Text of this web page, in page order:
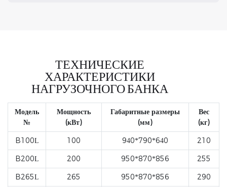
ТЕХНИЧЕСКИЕ
ХАРАКТЕРИСТИКИ
НАГРУЗОЧНОГО БАНКА
Модель
№
Мощность
(кВт)
Габаритные размеры
(мм)
Вес
(кг)
B100L
100 940*790*640
210
B200L
200 950*870*856
255
B265L
265 950*870*856
290